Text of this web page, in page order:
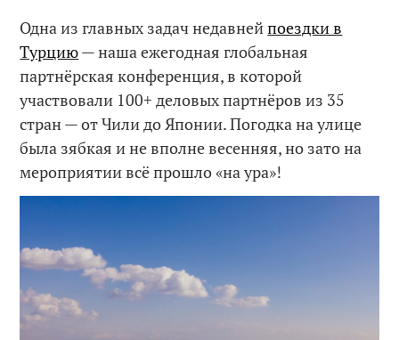
Одна из главных задач недавнейпоездки в
Турцию— наша ежегодная глобальная
партнёрская конференция, в которой
участвовали 100+ деловых партнёров из 35
стран — от Чили до Японии. Погодка на улице
была зябкая и не вполне весенняя, но зато на
мероприятии всё прошло «на ура»!